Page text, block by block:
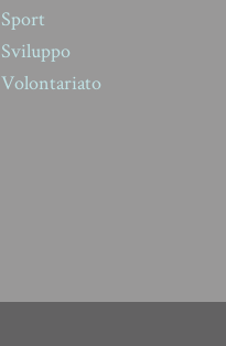
Sport
Sviluppo
Volontariato